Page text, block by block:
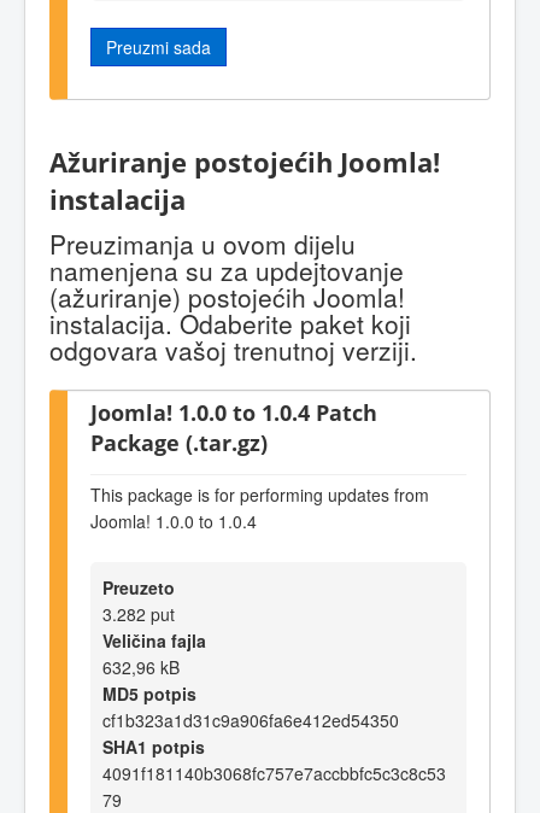
Preuzmi sada
Ažuriranje postojećih Joomla!
instalacija
Preuzimanja u ovom dijelu
namenjena su za updejtovanje
(ažuriranje) postojećih Joomla!
instalacija. Odaberite paket koji
odgovara vašoj trenutnoj verziji.
Joomla! 1.0.0 to 1.0.4 Patch
Package (.tar.gz)
This package is for performing updates from
Joomla! 1.0.0 to 1.0.4
Preuzeto
3.282 put
Veličina fajla
632,96 kB
MD5 potpis
cf1b323a1d31c9a906fa6e412ed54350
SHA1 potpis
4091f181140b3068fc757e7accbbfc5c3c8c53
79